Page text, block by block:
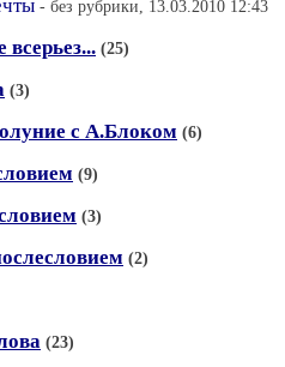
- без рубрики, 13.03.2010 12:43
(25)
(3)
с А.Блоком (6)
(9)
(3)
(2)
(23)